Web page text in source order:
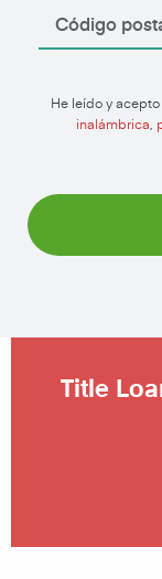
He leído y acepto
inalámbrica
Title